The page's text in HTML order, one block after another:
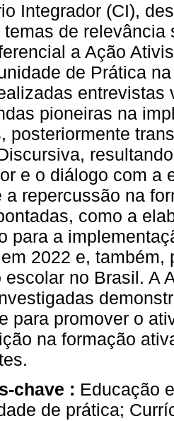
Integrador (CI),
temas de
a Ação
de Prática
pioneiras na
posteriormente
e o diálogo com a
a repercussão na
como a
para a
2022 e,
escolar no Brasil. A
para promover o
na formação
chave : Educação
de prática;